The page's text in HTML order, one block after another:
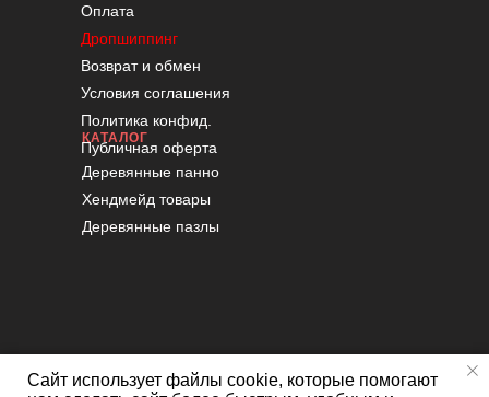
Оплата
Дропшиппинг
Возврат и обмен
Условия соглашения
Политика конфид.
Публичная оферта
КАТАЛОГ
Деревянные панно
Хендмейд товары
Деревянные пазлы
Сайт использует файлы cookie, которые помогают